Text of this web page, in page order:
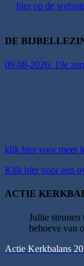
hier op de
DE
09-08-2026: 19e
klik hier voor meer
Klik hier voor een
ACTIE
Jullie
behoeve van
Actie Kerkbalans